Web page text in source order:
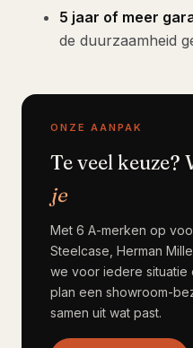
5 jaar of meer
de duurzaamheid
ONZE AANPAK
Te veel keuze?
je
Met 6 A-merken op
Steelcase, Herman
we voor iedere situatie
plan een showroom-
samen uit wat past.